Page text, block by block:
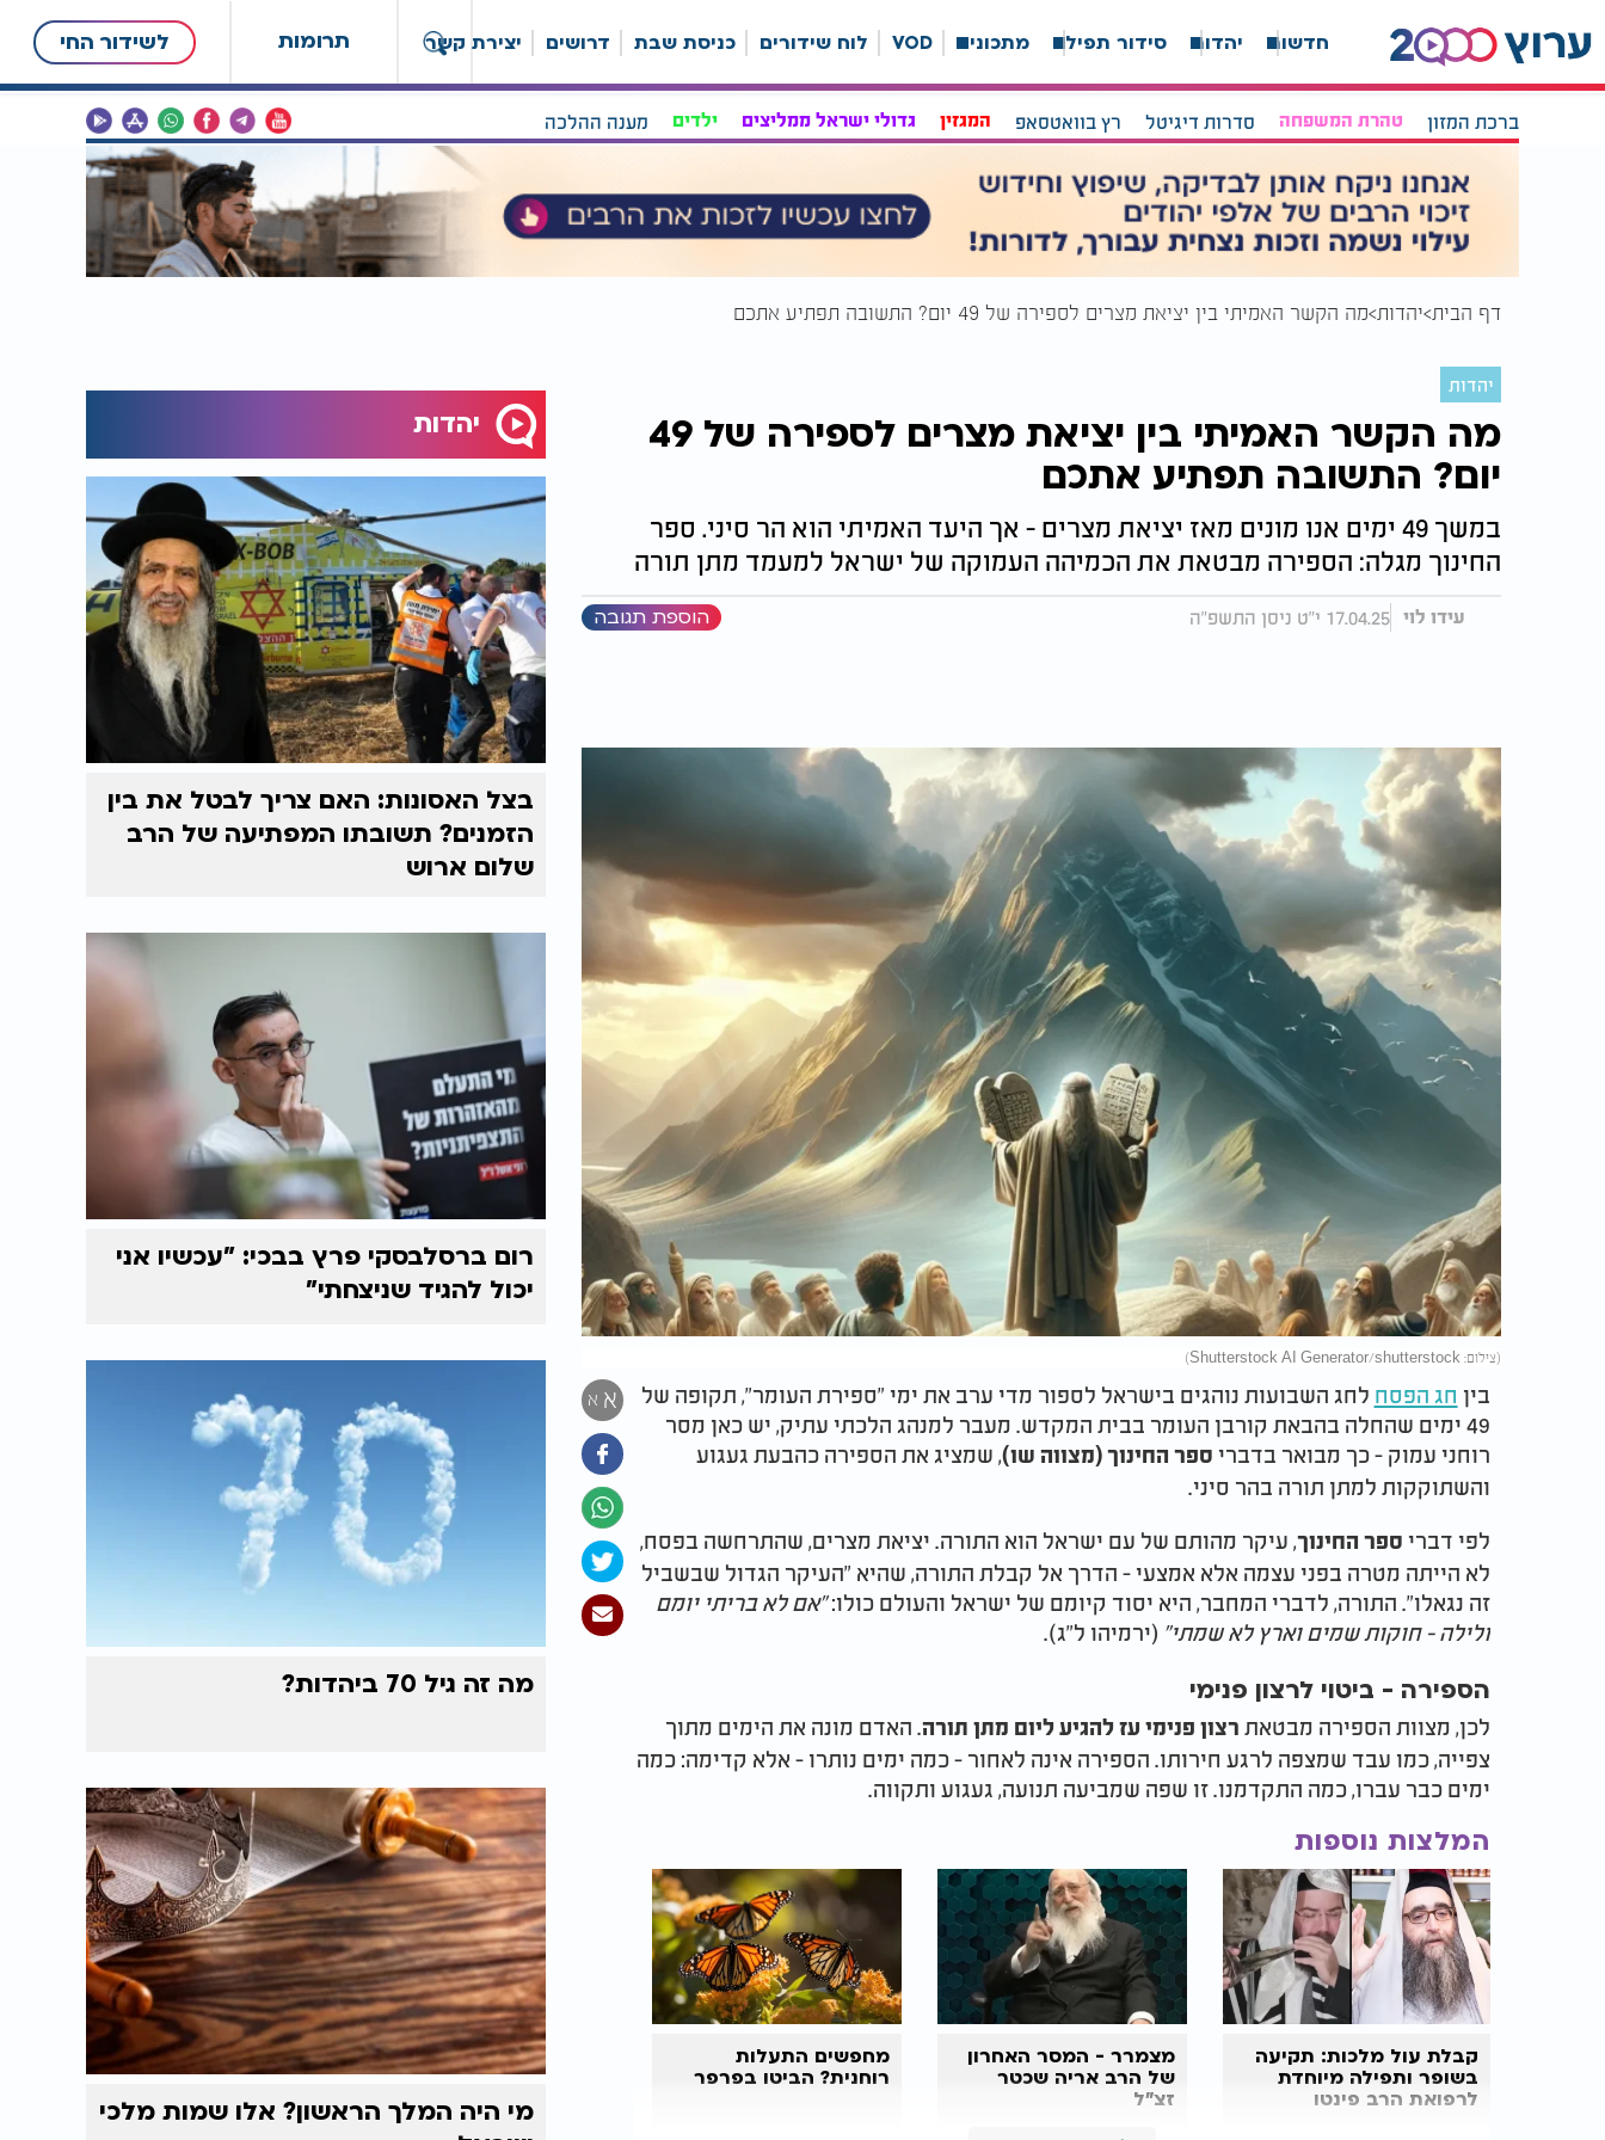
תרומות לשידור החי חדשות יהדות סידור תפילה מתכונים VOD לוח שידורים כניסת שבת דרושים יצירת קשר
ברכת המזון טהרת המשפחה סדרות דיגיטל רץ בוואטסאפ המגזין גדולי ישראל ממליצים ילדים מענה ההלכה
דף הבית יהדות מה הקשר האמיתי בין יציאת מצרים לספירה של 49 יום? התשובה תפתיע אתכם
יהדות
מה הקשר האמיתי בין יציאת מצרים לספירה של 49
יום? התשובה תפתיע אתכם
במשך 49 ימים אנו מונים מאז יציאת מצרים - אך היעד האמיתי הוא הר סיני. ספר
החינוך מגלה: הספירה מבטאת את הכמיהה העמוקה של ישראל למעמד מתן תורה
עידו לוי 17.04.25 י"ט ניסן התשפ"ה הוספת תגובה
(צילום: Shutterstock AI Generator/shutterstock)
א א בין חג הפסח לחג השבועות נוהגים בישראל לספור מדי ערב את ימי "ספירת העומר", תקופה של
49 ימים שהחלה בהבאת קורבן העומר בבית המקדש. מעבר למנהג הלכתי עתיק, יש כאן מסר
רוחני עמוק - כך מבואר בדברי ספר החינוך (מצווה שו), שמציג את הספירה כהבעת געגוע
והשתוקקות למתן תורה בהר סיני.
לפי דברי ספר החינוך, עיקר מהותם של עם ישראל הוא התורה. יציאת מצרים, שהתרחשה בפסח,
לא הייתה מטרה בפני עצמה אלא אמצעי - הדרך אל קבלת התורה, שהיא "העיקר הגדול שבשביל
זה נגאלו". התורה, לדברי המחבר, היא יסוד קיומם של ישראל והעולם כולו:"אם לא בריתי יומם
ולילה - חוקות שמים וארץ לא שמתי" (ירמיהו ל"ג).
הספירה - ביטוי לרצון פנימי
לכן, מצוות הספירה מבטאת רצון פנימי עז להגיע ליום מתן תורה. האדם מונה את הימים מתוך
צפייה, כמו עבד שמצפה לרגע חירותו. הספירה אינה לאחור - כמה ימים נותרו - אלא קדימה: כמה
ימים כבר עברו, כמה התקדמנו. זו שפה שמביעה תנועה, געגוע ותקווה.
המלצות נוספות
קבלת עול מלכות: תקיעה
בשופר ותפילה מיוחדת
לרפואת הרב פינטו
מצמרר - המסר האחרון
של הרב אריה שכטר
זצ"ל
מחפשים התעלות
רוחנית? הביטו בפרפר
יהדות
בצל האסונות: האם צריך לבטל את בין
הזמנים? תשובתו המפתיעה של הרב
שלום ארוש
רום ברסלבסקי פרץ בבכי: "עכשיו אני
יכול להגיד שניצחתי"
מה זה גיל 70 ביהדות?
מי היה המלך הראשון? אלו שמות מלכי